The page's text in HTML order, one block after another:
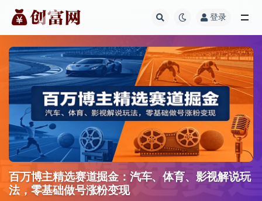
登录
百万博主精选赛道掘金：汽车、体育、影视解说玩
法，零基础做号涨粉变现